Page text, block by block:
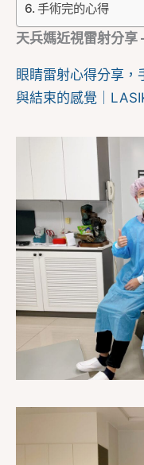
手術完的心得
天兵媽近視雷射分享
眼睛雷射心得分享，
與結束的感覺｜